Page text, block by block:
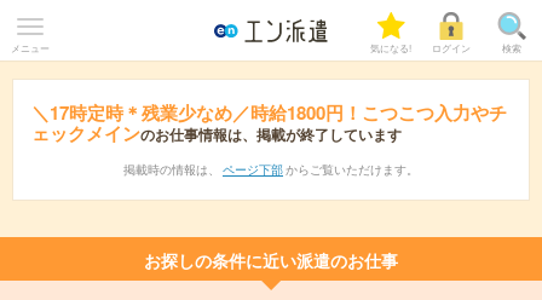
メニュー 気になる! ログイン 検索
＼17時定時＊残業少なめ／時給1800円！こつこつ入力やチ
ェックメインのお仕事情報は、掲載が終了しています
掲載時の情報は、 ページ下部 からご覧いただけます。
お探しの条件に近い派遣のお仕事